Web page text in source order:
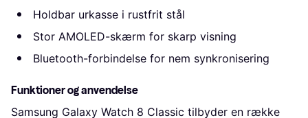
Holdbar urkasse i rustfrit stål
Stor AMOLED-skærm for skarp visning
Bluetooth-forbindelse for nem synkronisering
Funktioner og anvendelse
Samsung Galaxy Watch 8 Classic tilbyder en række